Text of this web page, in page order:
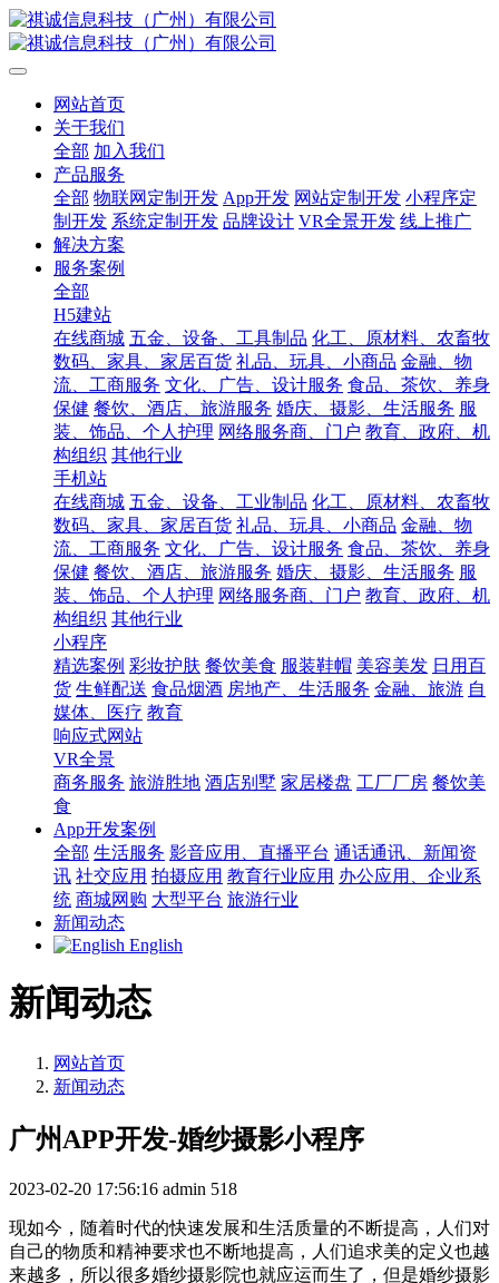
网站首页
关于我们
全部 加入我们
产品服务
全部 物联网定制开发 App开发 网站定制开发 小程序定
制开发 系统定制开发 品牌设计 VR全景开发 线上推广
解决方案
服务案例
全部
H5建站
在线商城 五金、设备、工具制品 化工、原材料、农畜牧
数码、家具、家居百货 礼品、玩具、小商品 金融、物
流、工商服务 文化、广告、设计服务 食品、茶饮、养身
保健 餐饮、酒店、旅游服务 婚庆、摄影、生活服务 服
装、饰品、个人护理 网络服务商、门户 教育、政府、机
构组织 其他行业
手机站
在线商城 五金、设备、工业制品 化工、原材料、农畜牧
数码、家具、家居百货 礼品、玩具、小商品 金融、物
流、工商服务 文化、广告、设计服务 食品、茶饮、养身
保健 餐饮、酒店、旅游服务 婚庆、摄影、生活服务 服
装、饰品、个人护理 网络服务商、门户 教育、政府、机
构组织 其他行业
小程序
精选案例 彩妆护肤 餐饮美食 服装鞋帽 美容美发 日用百
货 生鲜配送 食品烟酒 房地产、生活服务 金融、旅游 自
媒体、医疗 教育
响应式网站
VR全景
商务服务 旅游胜地 酒店别墅 家居楼盘 工厂厂房 餐饮美
食
App开发案例
全部 生活服务 影音应用、直播平台 通话通讯、新闻资
讯 社交应用 拍摄应用 教育行业应用 办公应用、企业系
统 商城网购 大型平台 旅游行业
新闻动态
English
新闻动态
网站首页
新闻动态
广州APP开发-婚纱摄影小程序
2023-02-20 17:56:16 admin 518
现如今，随着时代的快速发展和生活质量的不断提高，人们对
自己的物质和精神要求也不断地提高，人们追求美的定义也越
来越多，所以很多婚纱摄影院也就应运而生了，但是婚纱摄影